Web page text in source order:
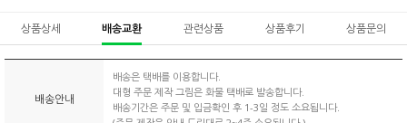
상품상세 배송교환 관련상품 상품후기 상품문의
배송안내
배송은 택배를 이용합니다.
대형 주문 제작 그림은 화물 택배로 발송합니다.
배송기간은 주문 및 입금확인 후 1-3일 정도 소요됩니다.